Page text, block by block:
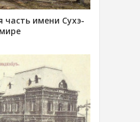
имени Сухэ-